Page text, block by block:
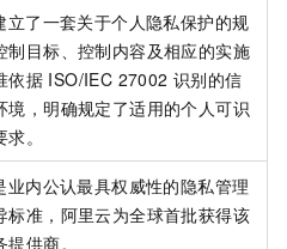
立了一套关于个人隐私保护的规
制目标、控制内容及相应的实施
依据 ISO/IEC 27002 识别的信
境，明确规定了适用的个人可识
。
业内公认最具权威性的隐私管理
标准，阿里云为全球首批获得该
供商。